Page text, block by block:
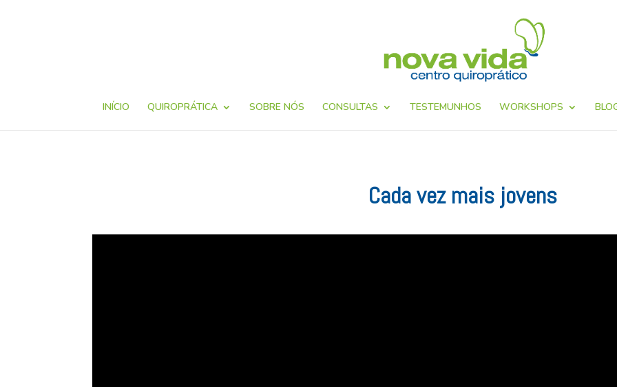
INÍCIO QUIROPRÁTICA SOBRE NÓS CONSULTAS TESTEMUNHOS WORKSHOPS
Cada vez mais jovens